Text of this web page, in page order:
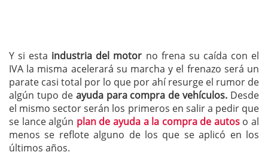
Y si esta industria del motor no frena su caída con el
IVA la misma acelerará su marcha y el frenazo será un
parate casi total por lo que por ahí resurge el rumor de
algún tupo de ayuda para compra de vehículos. Desde
el mismo sector serán los primeros en salir a pedir que
se lance algún plan de ayuda a la compra de autoso al
menos se reflote alguno de los que se aplicó en los
últimos años.